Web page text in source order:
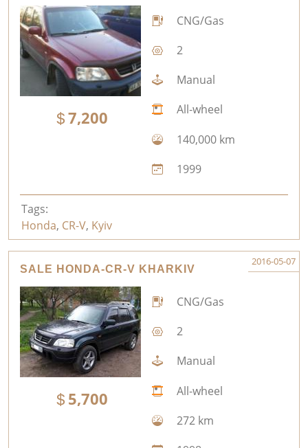
7,200
CNG/Gas
2
Manual
All-wheel
140,000 km
1999
Tags:
Honda, CR-V, Kyiv
SALE HONDA-CR-V KHARKIV
2016-05-07
5,700
CNG/Gas
2
Manual
All-wheel
272 km